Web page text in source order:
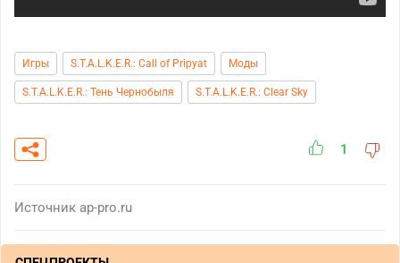
Игры S.T.A.L.K.E.R.: Call of Pripyat Моды
S.T.A.L.K.E.R.: Тень Чернобыля S.T.A.L.K.E.R.: Clear Sky
1
Источник ap-pro.ru